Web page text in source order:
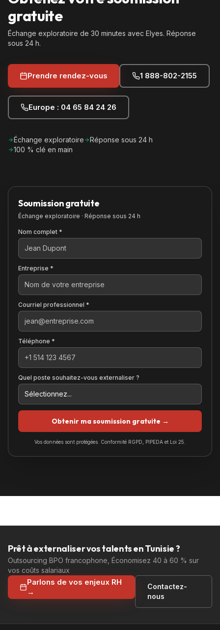
gratuite
Échange exploratoire de 30 minutes avec Elyes. Réponse
sous 24 h.
Prendre rendez-vous 1 888-802-2155
Europe : 04 65 84 24 26
Échange exploratoire
Réponse sous 24 h
100 % clé en main
Soumission gratuite
Échange exploratoire · Réponse sous 24 h
Nom complet *
Entreprise *
Courriel professionnel *
Téléphone *
Quel poste souhaitez-vous externaliser ?
Obtenir ma soumission gratuite →
Vos données sont protégées. Conformité RGPD, PIPEDA et Loi 25.
Prêt à externaliser vos talents en Tunisie ?
Outsourcing BPO francophone, Économisez 40 à 60 % sur
vos coûts salariaux
Parlons de vos enjeux RH
→
Contactez-
nous